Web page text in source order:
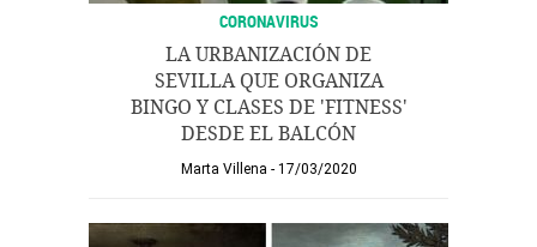
CORONAVIRUS
LA URBANIZACIÓN DE
SEVILLA QUE ORGANIZA
BINGO Y CLASES DE 'FITNESS'
DESDE EL BALCÓN
Marta Villena 17/03/2020